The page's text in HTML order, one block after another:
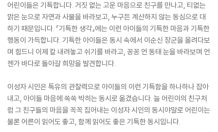
어린이들은 기특합니다. 거짓 없는 고운 마음으로 친구를 만나고, 티없는
맑은 눈으로 자연과 사물을 바라보고, 누구든 계산하지 않는 동심으로 대
하기 때문입니다. 『기특한 생각』에는 이런 아이들의 기특한 마음과 기특한
행동이 가득합니다. 기특한 아이들은 동시 속에서 이순신 장군을 올려다보
며 힘드니 이제 칼 내려놓고 쉬기를 바라고, 꽁꽁 언 동태 눈을 바라보며 언
젠가 바다로 돌아갈 희망을 발견합니다.
이성자 시인은 특유의 관찰력으로 아이들의 이런 기특함을 하나하나 잡아
내고, 아이들 마음에 쏙쏙 박히는 동시로 옮겼습니다. 늘 어린이의 친구처
럼 그 친구들의 마음을 꼭꼭 집어내는 이성자 시인의 동시야말로 어린이는
물론 어른이 읽어도 좋고, 함께 읽어도 좋은 기특한 동시입니다.